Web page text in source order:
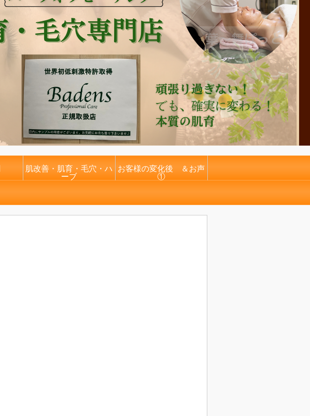
肌改善・肌育・毛穴・ハ
ーブ
お客様の変化後 ＆お声
①